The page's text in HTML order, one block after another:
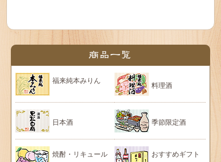
福来純本みりん
料理酒
日本酒 季節限定酒
焼酎・リキュール おすすめギフト